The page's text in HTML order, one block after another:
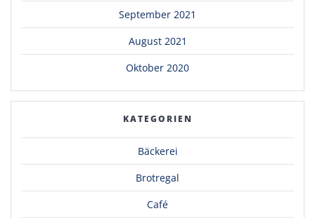
September 2021
August 2021
Oktober 2020
KATEGORIEN
Bäckerei
Brotregal
Café